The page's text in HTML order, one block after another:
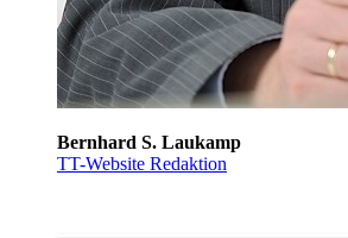
Bernhard S. Laukamp
TT-Website Redaktion